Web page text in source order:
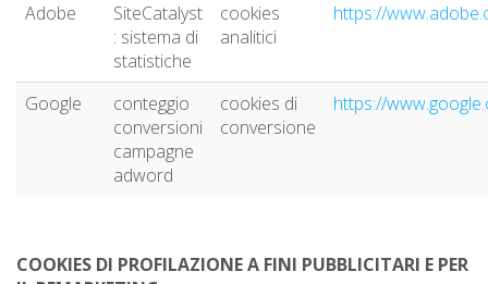
Adobe
SiteCatalyst
: sistema di
statistiche
cookies
analitici
https://
Google
conteggio
conversioni
campagne
adword
cookies di
conversione
https://
COOKIES DI PROFILAZIONE A FINI PUBBLICITARI E PER